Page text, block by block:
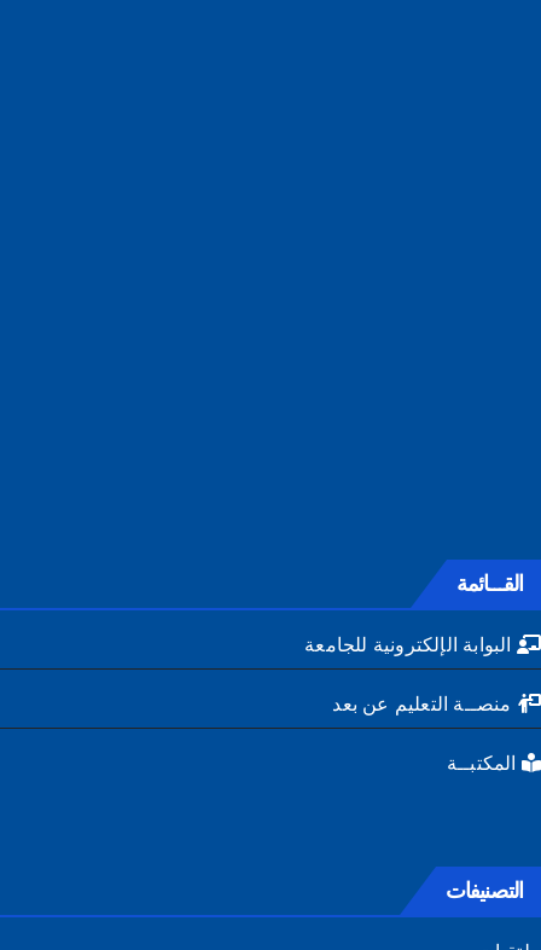
القـــائمة
البوابة الإلكترونية للجامعة
منصــة التعليم عن بعد
المكتبــة
التصنيفات